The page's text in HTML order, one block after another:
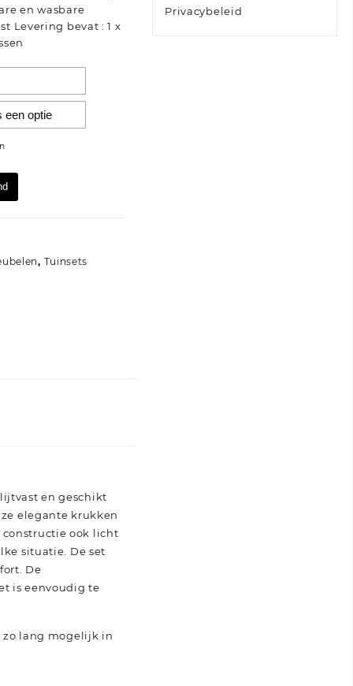
en wasbare
Levering bevat : 1 x
, Tuinsets
en geschikt
elegante krukken
constructie ook licht
situatie. De set
De
is eenvoudig te
zo lang mogelijk in
Privacybeleid